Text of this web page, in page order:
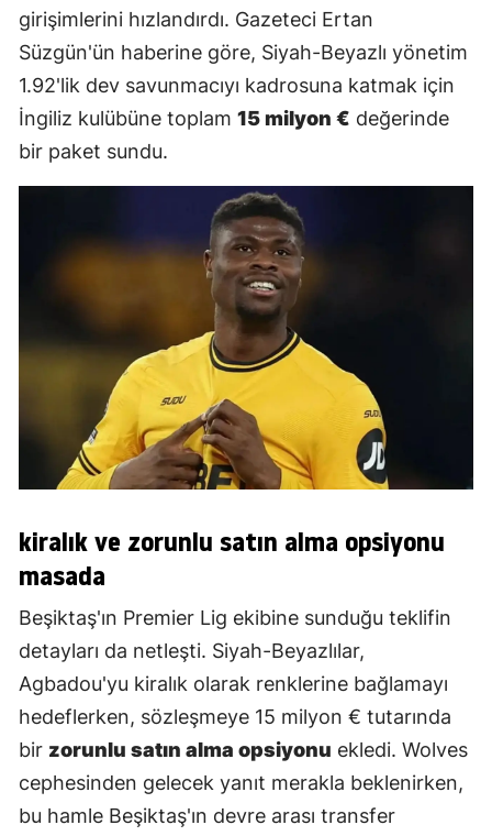
girişimlerini hızlandırdı. Gazeteci Ertan
Süzgün'ün haberine göre, Siyah-Beyazlı yönetim
1.92'lik dev savunmacıyı kadrosuna katmak için
İngiliz kulübüne toplam 15 milyon € değerinde
bir paket sundu.
kiralık ve zorunlu satın alma opsiyonu
masada
Beşiktaş'ın Premier Lig ekibine sunduğu teklifin
detayları da netleşti. Siyah-Beyazlılar,
Agbadou'yu kiralık olarak renklerine bağlamayı
hedeflerken, sözleşmeye 15 milyon € tutarında
bir zorunlu satın alma opsiyonu ekledi. Wolves
cephesinden gelecek yanıt merakla beklenirken,
bu hamle Beşiktaş'ın devre arası transfer